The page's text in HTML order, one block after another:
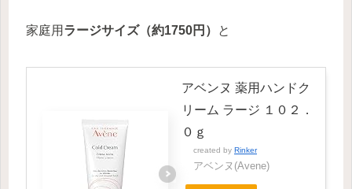
家庭用 ラージサイズ（約1750円） と
アベンヌ 薬用ハンドク
リーム ラージ １０２．
０ｇ
created by Rinker
アベンヌ(Avene)